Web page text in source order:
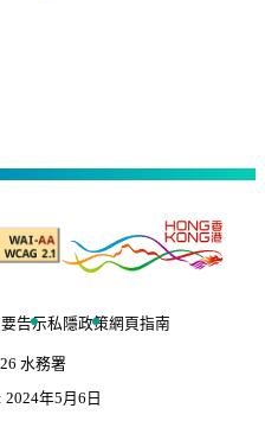
告示私隱政策網頁指南
水務署
2024年5月6日